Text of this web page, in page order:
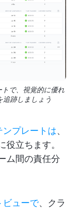
で、視覚的に優れ
追跡しましょう
プレートは、
立ちます。
ム間の責任分
ビューで、クラ